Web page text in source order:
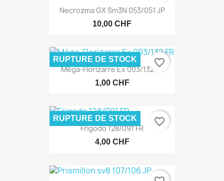
Necrozma GX Sm3N 053/051 JP
10,00 CHF
Méga-Florizarre Ex 003/132 FR
1,00 CHF
RUPTURE DE STOCK favorite_border
Frigodo 128/091 FR
4,00 CHF
RUPTURE DE STOCK favorite_border